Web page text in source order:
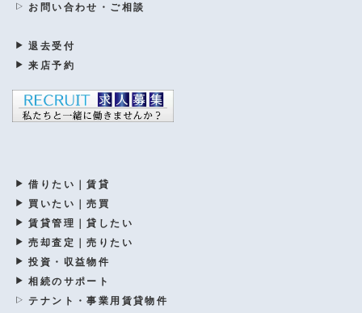
お問い合わせ・ご相談
退去受付
来店予約
借りたい｜賃貸
買いたい｜売買
賃貸管理｜貸したい
売却査定｜売りたい
投資・収益物件
相続のサポート
テナント・事業用賃貸物件